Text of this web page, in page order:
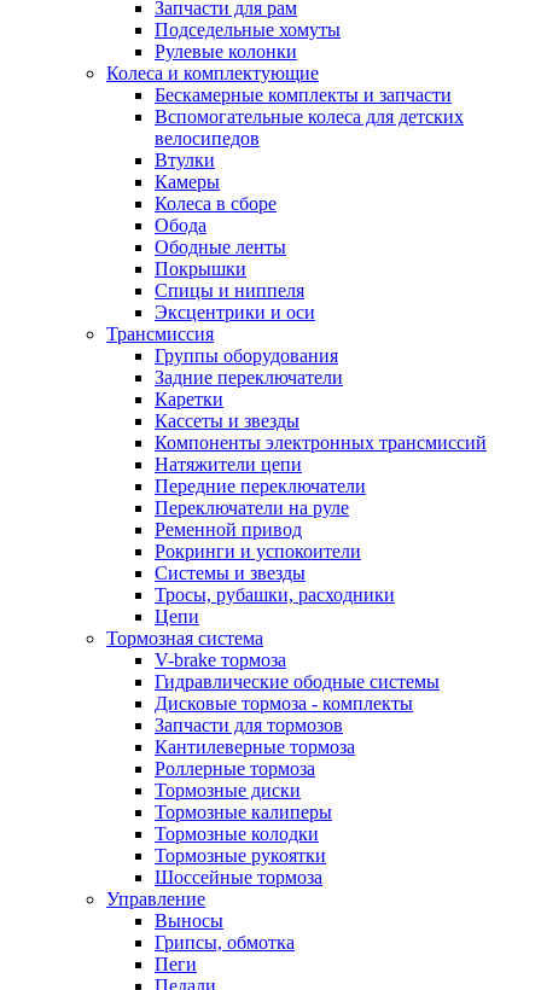
Запчасти для рам
Подседельные хомуты
Рулевые колонки
Колеса и комплектующие
Бескамерные комплекты и запчасти
Вспомогательные колеса для детских
велосипедов
Втулки
Камеры
Колеса в сборе
Обода
Ободные ленты
Покрышки
Спицы и ниппеля
Эксцентрики и оси
Трансмиссия
Группы оборудования
Задние переключатели
Каретки
Кассеты и звезды
Компоненты электронных трансмиссий
Натяжители цепи
Передние переключатели
Переключатели на руле
Ременной привод
Рокринги и успокоители
Системы и звезды
Тросы, рубашки, расходники
Цепи
Тормозная система
V-brake тормоза
Гидравлические ободные системы
Дисковые тормоза - комплекты
Запчасти для тормозов
Кантилеверные тормоза
Роллерные тормоза
Тормозные диски
Тормозные калиперы
Тормозные колодки
Тормозные рукоятки
Шоссейные тормоза
Управление
Выносы
Грипсы, обмотка
Пеги
Педали